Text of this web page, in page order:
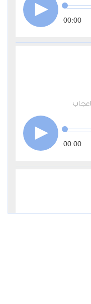
00:00
اعجاب
00:00